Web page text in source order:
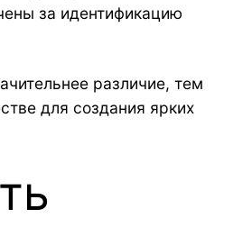
за идентификацию
различие, тем
для создания ярких